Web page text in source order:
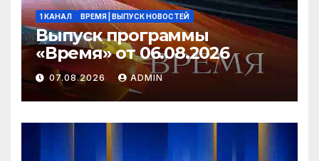
1 КАНАЛ ВРЕМЯ | ВЫПУСК НОВОСТЕЙ
Выпуск программы
«Время» от 06.08.2026
07.08.2026 ADMIN